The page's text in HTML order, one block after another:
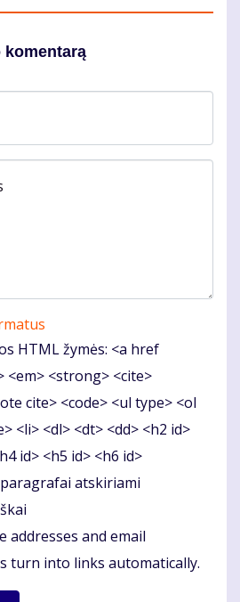
komentarą
HTML žymės: <a href
<em> <strong> <cite>
cite> <code> <ul type> <ol
<li> <dl> <dt> <dd> <h2 id>
id> <h5 id> <h6 id>
atskiriami
addresses and email
turn into links automatically.